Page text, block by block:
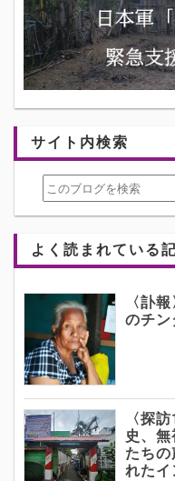
サイト内検索
よく読まれている
〈訃
のチン
〈探
史、
たち
れた